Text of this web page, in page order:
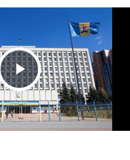
Play Video